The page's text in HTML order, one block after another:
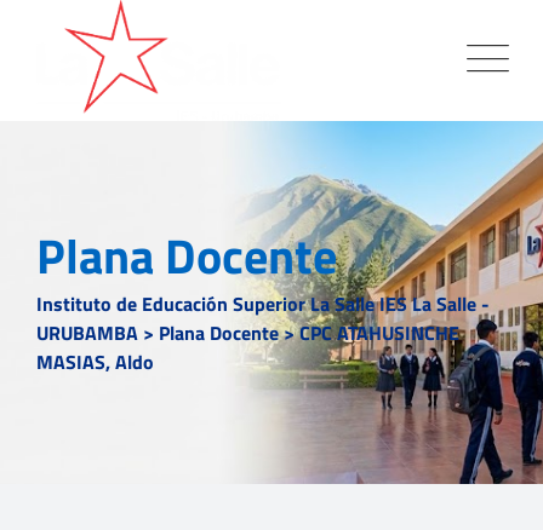
Plana Docente
Instituto de Educación Superior La Salle IES La Salle -
URUBAMBA > Plana Docente>CPC ATAHUSINCHE
MASIAS, Aldo